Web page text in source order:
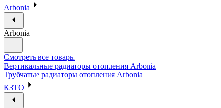
Arbonia
Arbonia
Смотреть все товары
Вертикальные радиаторы отопления Arbonia
Трубчатые радиаторы отопления Arbonia
КЗТО